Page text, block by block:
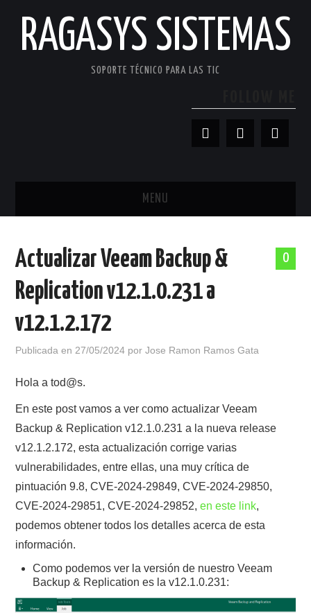
RAGASYS SISTEMAS
SOPORTE TÉCNICO PARA LAS TIC
MENU
ACERCA DE
PATROCINADORES
0
Actualizar Veeam Backup &
Replication v12.1.0.231 a
v12.1.2.172
Publicada en 27/05/2024 porJose Ramon Ramos Gata
Hola a tod@s.
En este post vamos a ver como actualizar Veeam
Backup & Replication v12.1.0.231 a la nueva release
v12.1.2.172, esta actualización corrige varias
vulnerabilidades, entre ellas, una muy crítica de
pintuación 9.8, CVE-2024-29849, CVE-2024-29850,
CVE-2024-29851, CVE-2024-29852,en este link,
podemos obtener todos los detalles acerca de esta
información.
Como podemos ver la versión de nuestro Veeam
Backup & Replication es la v12.1.0.231: